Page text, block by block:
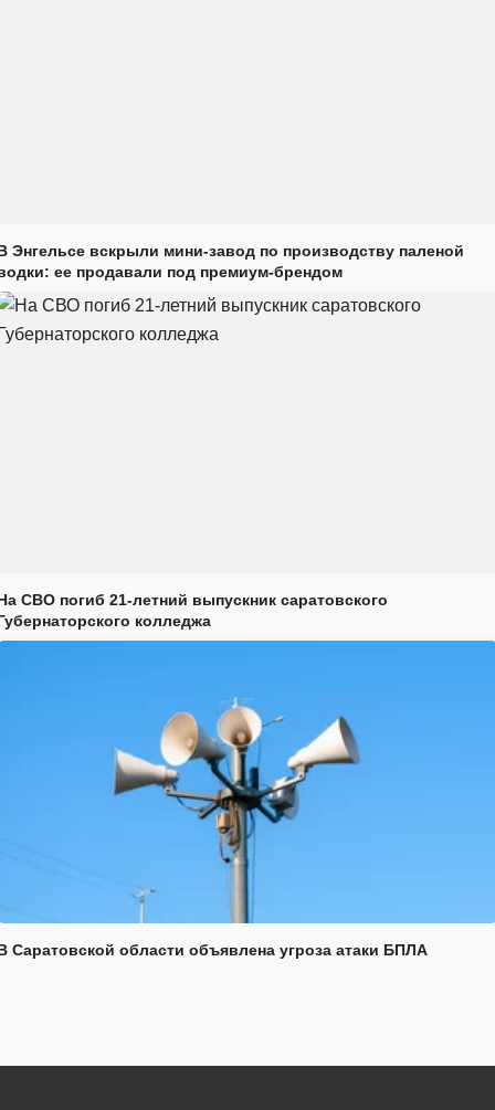
Энгельсе вскрыли мини-завод по производству паленой
ее продавали под премиум-брендом
СВО погиб 21-летний выпускник саратовского
колледжа
Саратовской области объявлена угроза атаки БПЛА